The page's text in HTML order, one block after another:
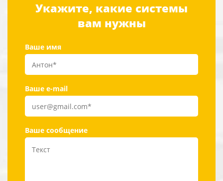
Укажите, какие системы
вам нужны
Ваше имя
Ваше e-mail
Ваше сообщение